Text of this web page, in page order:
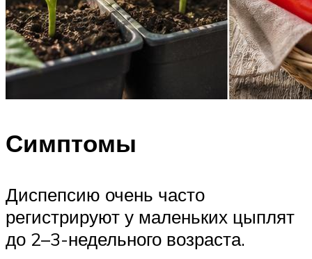
Симптомы
Диспепсию очень часто
регистрируют у маленьких цыплят
до 2–3-недельного возраста.